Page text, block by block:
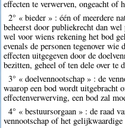
effecten te verwerven, ongeacht
2° « bieder » : één of meerdere
beheerst door publiekrecht dan
wel voor wiens rekening het bod
evenals de personen tegenover
effecten uitgegeven door de
bezitten, geheel of ten dele over te
3° « doelvennootschap » : de
waarop een bod wordt uitgebracht
effectenverwerving, een bod zal
4° « bestuursorgaan » : de raad
vennootschap of het